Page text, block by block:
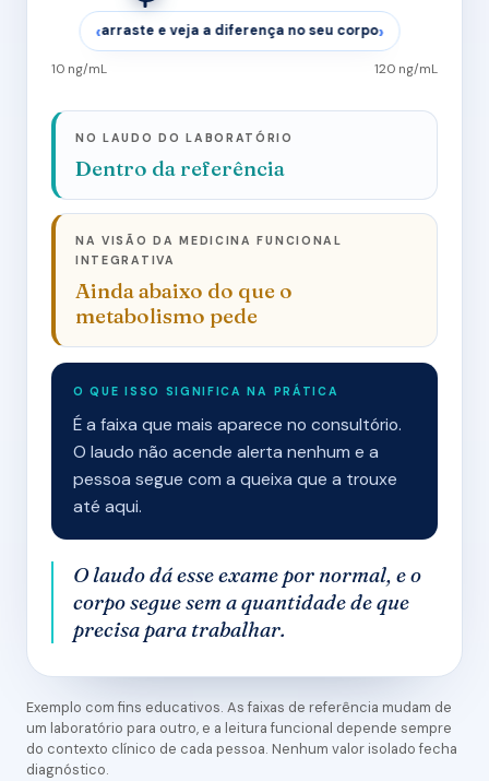
‹arraste e veja a diferença no seu corpo›
10 ng/mL 120 ng/mL
NO LAUDO DO LABORATÓRIO
Dentro da referência
NA VISÃO DA MEDICINA FUNCIONAL
INTEGRATIVA
Ainda abaixo do que o
metabolismo pede
O QUE ISSO SIGNIFICA NA PRÁTICA
É a faixa que mais aparece no consultório.
O laudo não acende alerta nenhum e a
pessoa segue com a queixa que a trouxe
até aqui.
O laudo dá esse exame por normal, e o
corpo segue sem a quantidade de que
precisa para trabalhar.
Exemplo com fins educativos. As faixas de referência mudam de
um laboratório para outro, e a leitura funcional depende sempre
do contexto clínico de cada pessoa. Nenhum valor isolado fecha
diagnóstico.